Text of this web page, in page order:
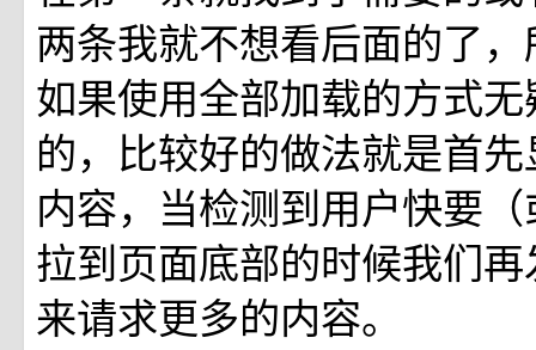
两条我就不想看后面的了
如果使用全部加载的方式
的，比较好的做法就是首
内容，当检测到用户快要
拉到页面底部的时候我们
来请求更多的内容。